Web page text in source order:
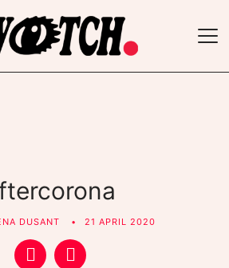
DUSANT 21 APRIL 2020